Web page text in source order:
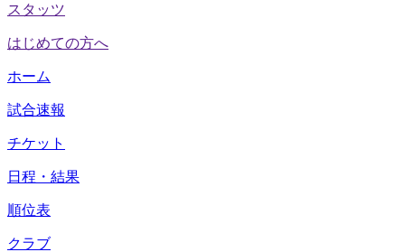
スタッツ
はじめての方へ
ホーム
試合速報
チケット
日程・結果
順位表
クラブ